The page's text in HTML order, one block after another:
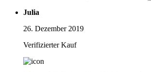
Julia
26. Dezember 2019
Verifizierter Kauf